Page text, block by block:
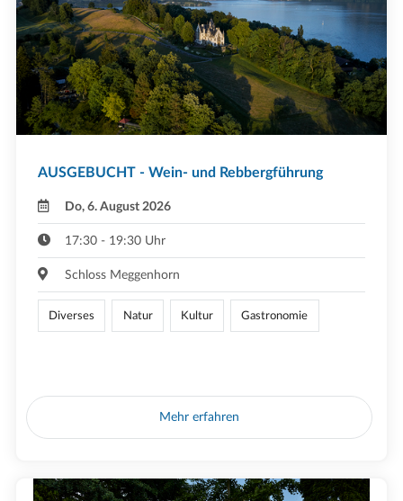
AUSGEBUCHT - Wein- und Rebbergführung
Do, 6. August 2026
17:30 - 19:30 Uhr
Schloss Meggenhorn
Diverses Natur Kultur Gastronomie
Mehr erfahren